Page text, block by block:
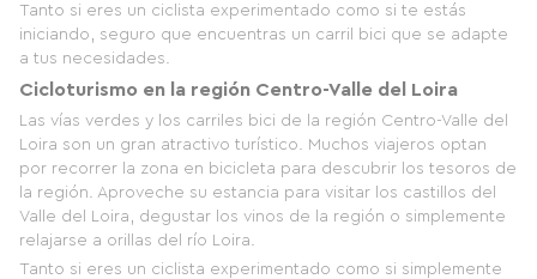
Tanto si eres un ciclista experimentado como si te estás
iniciando, seguro que encuentras un carril bici que se adapte
a tus necesidades.
Cicloturismo en la región Centro-Valle del Loira
Las vías verdes y los carriles bici de la región Centro-Valle del
Loira son un gran atractivo turístico. Muchos viajeros optan
por recorrer la zona en bicicleta para descubrir los tesoros de
la región. Aproveche su estancia para visitar los castillos del
Valle del Loira, degustar los vinos de la región o simplemente
relajarse a orillas del río Loira.
Tanto si eres un ciclista experimentado como si simplemente